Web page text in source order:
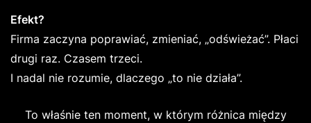
Efekt?
Firma zaczyna poprawiać, zmieniać, „odświeżać”. Płaci
drugi raz. Czasem trzeci.
I nadal nie rozumie, dlaczego „to nie działa”.
To właśnie ten moment, w którym różnica między